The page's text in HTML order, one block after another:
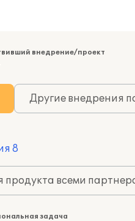
внедрение/проект
Другие внедрения
8
продукта всеми
задача